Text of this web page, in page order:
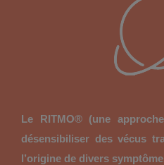
Le RITMO® (une
désensibiliser des vécus
l’origine de divers